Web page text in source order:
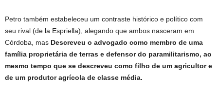
Petro também estabeleceu um contraste histórico e político com
seu rival (de la Espriella), alegando que ambos nasceram em
Córdoba, mas Descreveu o advogado como membro de uma
família proprietária de terras e defensor do paramilitarismo, ao
mesmo tempo que se descreveu como filho de um agricultor e
de um produtor agrícola de classe média.